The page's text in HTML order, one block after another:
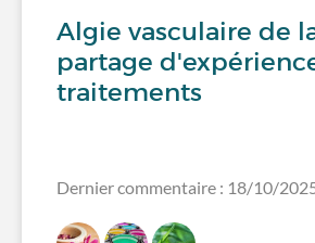
Algie vasculaire de
partage
traitements
Dernier commentaire : 18/10/